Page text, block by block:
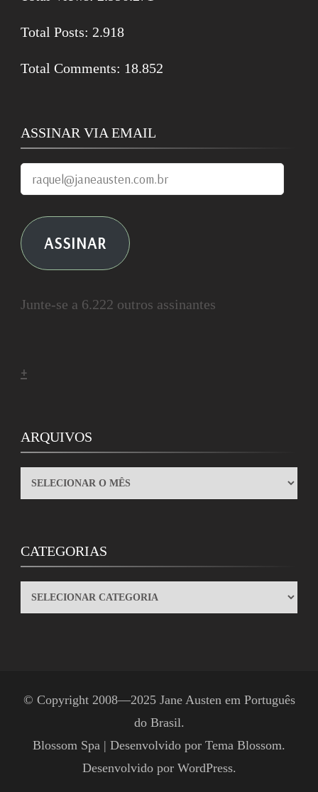
Total Posts: 2.918
Total Comments: 18.852
ASSINAR VIA EMAIL
raquel@janeausten.com.br
ASSINAR
Junte-se a 6.222 outros assinantes
+
ARQUIVOS
ARQUIVOS
CATEGORIAS
CATEGORIAS
© Copyright 2008—2025 Jane Austen em Português
do Brasil.
Blossom Spa | Desenvolvido por Tema Blossom.
Desenvolvido por WordPress.